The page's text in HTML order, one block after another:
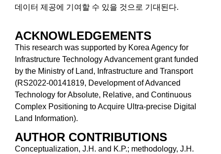
데이터 제공에 기여할 수 있을 것으로 기대된다.
ACKNOWLEDGEMENTS
This research was supported by Korea Agency for
Infrastructure Technology Advancement grant funded
by the Ministry of Land, Infrastructure and Transport
(RS2022-00141819, Development of Advanced
Technology for Absolute, Relative, and Continuous
Complex Positioning to Acquire Ultra-precise Digital
Land Information).
AUTHOR CONTRIBUTIONS
Conceptualization, J.H. and K.P.; methodology, J.H.